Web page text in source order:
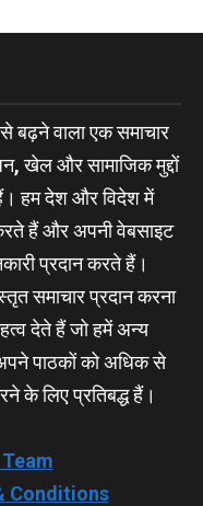
बढ़ने वाला एक समाचार
खेल और सामाजिक मुद्दों
हम देश और विदेश में
हैं और अपनी वेबसाइट
प्रदान करते हैं।
समाचार प्रदान करना
देते हैं जो हमें अन्य
पाठकों को अधिक से
के लिए प्रतिबद्ध हैं।
Conditions